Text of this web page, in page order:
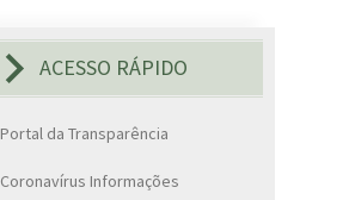
ACESSO RÁPIDO
Portal da Transparência
Coronavírus Informações